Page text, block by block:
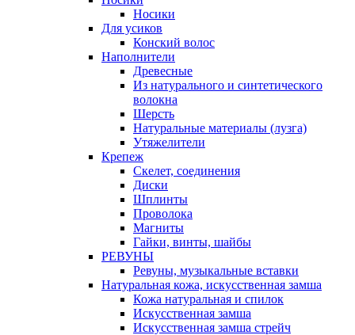
Носики
Для усиков
Конский волос
Наполнители
Древесные
Из натурального и синтетического
волокна
Шерсть
Натуральные материалы (лузга)
Утяжелители
Крепеж
Скелет, соединения
Диски
Шплинты
Проволока
Магниты
Гайки, винты, шайбы
РЕВУНЫ
Ревуны, музыкальные вставки
Натуральная кожа, искусственная замша
Кожа натуральная и спилок
Искусственная замша
Искусственная замша стрейч